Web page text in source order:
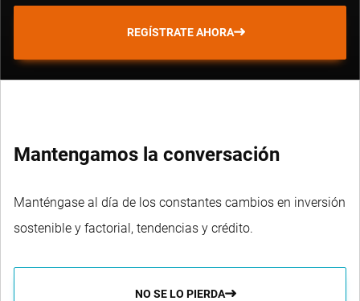
REGÍSTRATE AHORA
Mantengamos la conversación
Manténgase al día de los constantes cambios en inversión
sostenible y factorial, tendencias y crédito.
NO SE LO PIERDA